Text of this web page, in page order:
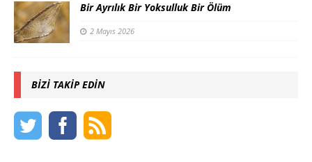
Bir Ayrılık Bir Yoksulluk Bir Ölüm
2 Mayıs 2026
BIZI TAKIP EDIN